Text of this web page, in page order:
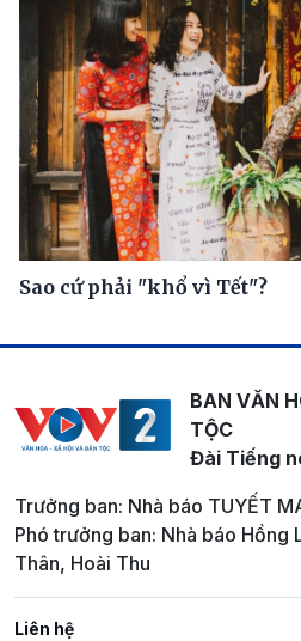
Sao cứ phải "khổ vì Tết"?
BAN VĂN
TỘC
Đài Tiếng
Trưởng ban: Nhà báo TUYẾT
Phó trưởng ban: Nhà báo Hồng
Thân, Hoài Thu
Liên hệ